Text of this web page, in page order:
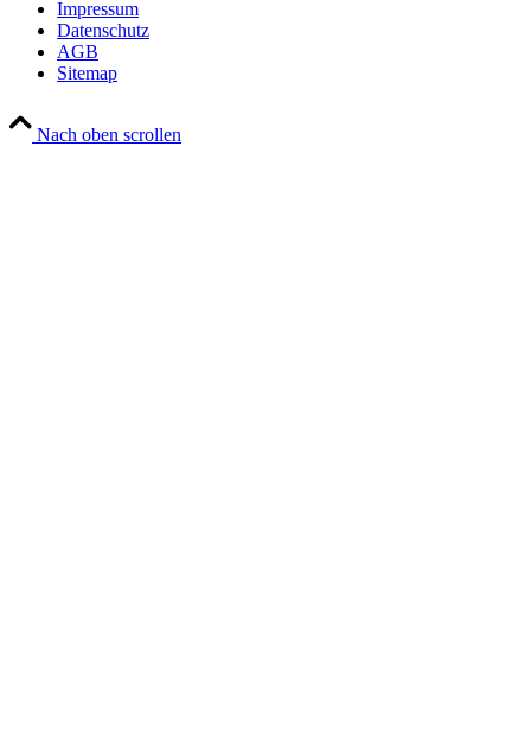
Impressum
Datenschutz
AGB
Sitemap
Nach oben scrollen